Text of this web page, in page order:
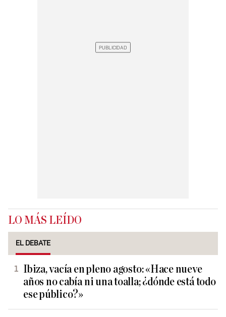
LO MÁS LEÍDO
EL DEBATE
Ibiza, vacía en pleno agosto: «Hace nueve
años no cabía ni una toalla; ¿dónde está todo
ese público?»